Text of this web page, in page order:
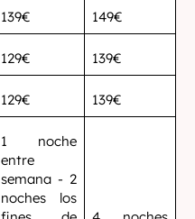
139€ 149€
129€ 139€
129€ 139€
1 noche
entre
semana - 2
noches los